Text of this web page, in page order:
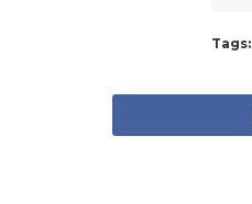
Tags: